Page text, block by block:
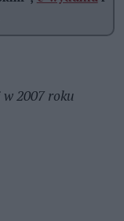
2007 roku